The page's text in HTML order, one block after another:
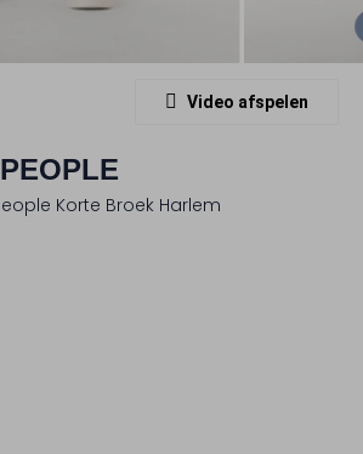
Video afspelen
Korte Broek Harlem